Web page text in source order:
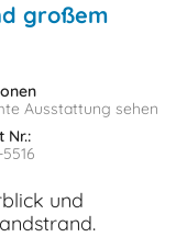
großem
Ausstattung sehen
Nr.:
und